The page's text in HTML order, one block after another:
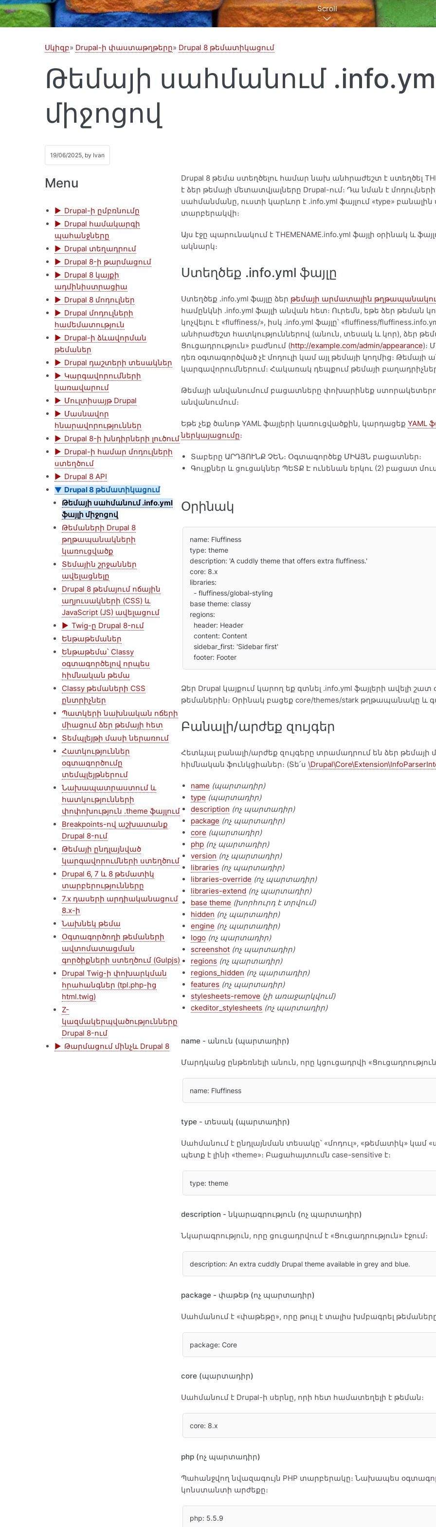
Scroll
Սկիզբ Drupal-ի փաստաթղթերը Drupal 8 թեմատիկացում
Թեմայի սահմանում
միջոցով
19/06/2025, by Ivan
Menu
Drupal-ի ըմբռնումը
Drupal համակարգի
պահանջները
Drupal տեղադրում
Drupal 8-ի թարմացում
Drupal 8 կայքի
ադմինիստրացիա
Drupal 8 մոդուլներ
Drupal մոդուլների
համեմատություն
Drupal-ի ձևավորման
թեմաներ
Drupal դաշտերի տեսակներ
Կարգավորումների
կառավարում
Մուլտիսայթ Drupal
Մասնավոր
հնարավորություններ
Drupal 8-ի խնդիրների լուծում
Drupal-ի համար մոդուլների
ստեղծում
Drupal 8 API
Drupal 8 թեմատիկացում
Թեմայի սահմանում .info.yml
ֆայլի միջոցով
Թեմաների Drupal 8
թղթապանակների
կառուցվածք
Տեմային շրջաններ
ավելացնելը
Drupal 8 թեմայում ոճային
աղյուսակների (CSS) և
JavaScript (JS) ավելացում
Twig-ը Drupal 8-ում
Ենթաթեմաներ
Ենթաթեմա՝ Classy
օգտագործելով որպես
հիմնական թեմա
Classy թեմաների CSS
ընտրիչներ
Պատկերի նախնական ոճերի
միացում ձեր թեմայի հետ
Տեմպլեյթի մասի ներառում
Հատկություններ
օգտագործումը
տեմպլեյթներում
Նախապատրաստում և
հատկությունների
փոփոխություն .theme ֆայլում
Breakpoints-ով աշխատանք
Drupal 8-ում
Թեմայի ընդլայնված
կարգավորումների ստեղծում
Drupal 6, 7 և 8 թեմատիկ
տարբերությունները
7.x դասերի արդիականացում
8.x-ի
Նախնեկ թեմա
Օգտագործողի թեմաների
ավտոմատացման
գործիքների ստեղծում (Gulpjs)
Drupal Twig-ի փոխարկման
հրահանգներ (tpl.php-ից
html.twig)
Z-
կազմակերպվածությունները
Drupal 8-ում
Թարմացում մինչև Drupal 8
Drupal 8 թեմա ստեղծելու համար նախ անհրաժեշտ է ստեղծել
է ձեր թեմայի մետատվյալները Drupal-ում։ Դա նման է
սահմանմանը, ուստի կարևոր է .info.yml ֆայլում «type»
տարբերակվի։
Այս էջը պարունակում է THEMENAME.info.yml ֆայլի օրինակ և
ակնարկ։
Ստեղծեք .info.yml ֆայլը
Ստեղծեք .info.yml ֆայլը ձեր թեմայի արմատային
համընկնի .info.yml ֆայլի անվան հետ։ Ուրեմն, եթե ձեր թեման
կոչվելու է «fluffiness/», իսկ .info.yml ֆայլը՝ «fluffiness/
անհրաժեշտ հատկություններով (անուն, տեսակ և կոր), ձեր
Ցուցադրություն» բաժնում (http://example.com/admin/appearance)։
դեռ օգտագործված չէ մոդուլի կամ այլ թեմայի կողմից։ Թեմայի
կարգավորումներում։ Հակառակ դեպքում թեմայի
Թեմայի անվանումում բացատները փոխարինեք
անվանումում։
Եթե չեք ծանոթ YAML ֆայլերի կառուցվածքին, կարդացեք YAML
ներկայացումը։
Տաբերը ԱՐԴՅՈՒՆՔ ՉԵՆ։ Օգտագործեք ՄԻԱՅՆ բացատներ։
Գույքներ և ցուցակներ ՊԵՏՔ Է ունենան երկու (2) բացատ
Օրինակ
name: Fluffiness
type: theme
description: 'A cuddly theme that offers extra fluffiness.'
core: 8.x
libraries:
base theme: classy
regions:
  footer: Footer
Ձեր Drupal կայքում կարող եք գտնել .info.yml ֆայլերի ավելի
թեմաներին։ Օրինակ բացեք core/themes/stark թղթապանակը և
Բանալի/արժեք զույգեր
Հետևյալ բանալի/արժեք զույգերը տրամադրում են ձեր
հիմնական ֆունկցիաներ։ (Տե՛ս
name (պարտադիր)
type (պարտադիր)
description (ոչ պարտադիր)
package (ոչ պարտադիր)
core (պարտադիր)
php (ոչ պարտադիր)
version (ոչ պարտադիր)
libraries (ոչ պարտադիր)
libraries-override (ոչ պարտադիր)
libraries-extend (ոչ պարտադիր)
base theme (խորհուրդ է տրվում)
hidden (ոչ պարտադիր)
engine (ոչ պարտադիր)
logo (ոչ պարտադիր)
screenshot (ոչ պարտադիր)
regions (ոչ պարտադիր)
regions_hidden (ոչ պարտադիր)
features (ոչ պարտադիր)
stylesheets-remove (չի առաջարկվում)
ckeditor_stylesheets (ոչ պարտադիր)
name - անուն (պարտադիր)
Մարդկանց ընթեռնելի անուն, որը կցուցադրվի
name: Fluffiness
type - տեսակ (պարտադիր)
Սահմանում է ընդլայնման տեսակը՝ «մոդուլ», «թեմատիկ» կամ
պետք է լինի «theme»։ Բացահայտումն case-sensitive է։
type: theme
description - նկարագրություն (ոչ պարտադիր)
Նկարագրություն, որը ցուցադրվում է «Ցուցադրություն» էջում։
description: An extra cuddly Drupal theme available in grey and blue.
package - փաթեթ (ոչ պարտադիր)
Սահմանում է «փաթեթը», որը թույլ է տալիս խմբագրել
package: Core
core (պարտադիր)
Սահմանում է Drupal-ի սերնը, որի հետ համատեղելի է թեման։
core: 8.x
php (ոչ պարտադիր)
Պահանջվող նվազագույն PHP տարբերակը։ Նախապես
կոնստանտի արժեքը։
php: 5.5.9